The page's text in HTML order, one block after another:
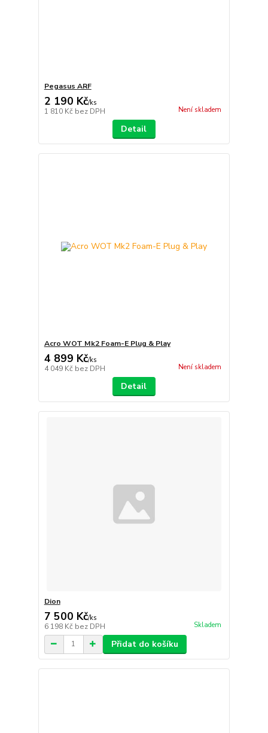
Pegasus ARF
2 190 Kč/ks
1 810 Kč bez DPH Není skladem
Detail
Acro WOT Mk2 Foam-E Plug & Play
4 899 Kč/ks
4 049 Kč bez DPH Není skladem
Detail
Dion
7 500 Kč/ks
6 198 Kč bez DPH Skladem
Přidat do košíku